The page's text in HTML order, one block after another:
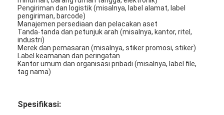
Pengiriman dan logistik (misalnya, label alamat, label
pengiriman, barcode)
Manajemen persediaan dan pelacakan aset
Tanda-tanda dan petunjuk arah (misalnya, kantor, ritel,
industri)
Merek dan pemasaran (misalnya, stiker promosi, stiker)
Label keamanan dan peringatan
Kantor umum dan organisasi pribadi (misalnya, label file,
tag nama)
Spesifikasi: